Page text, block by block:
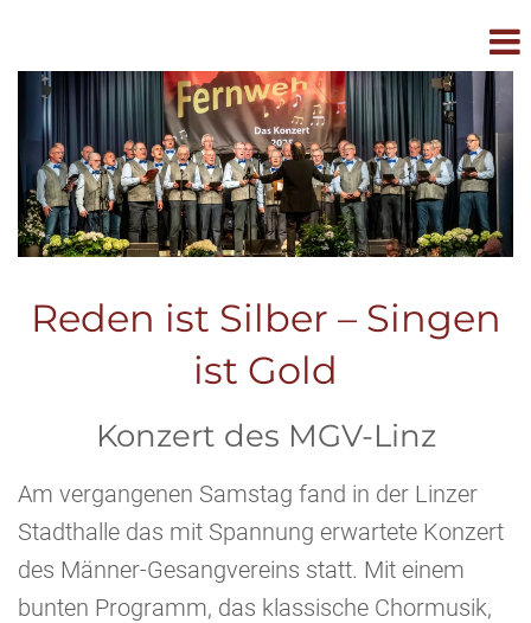
Reden ist Silber – Singen
ist Gold
Konzert des MGV-Linz
Am vergangenen Samstag fand in der Linzer
Stadthalle das mit Spannung erwartete Konzert
des Männer-Gesangvereins statt. Mit einem
bunten Programm, das klassische Chormusik,